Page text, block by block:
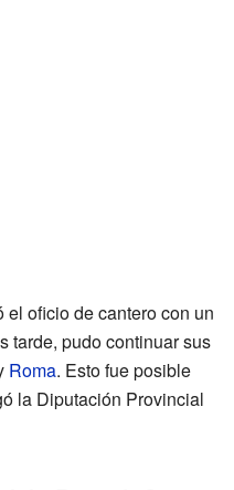
oficio de cantero con un
tarde, pudo continuar sus
Roma. Esto fue posible
la Diputación Provincial